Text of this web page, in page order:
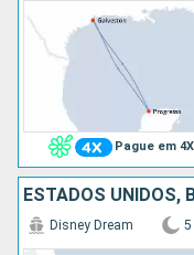
Pague em 4X
ESTADOS UNIDOS,
Disney Dream 5